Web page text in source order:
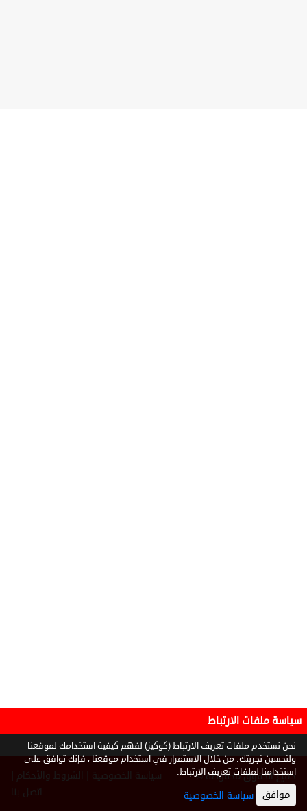
جميع الحقوق محفوظة ©
2026
سياسة الخصوصية الشروط والأحكام
اتصل بنا
سياسة ملفات الارتباط
نحن نستخدم ملفات تعريف الارتباط (كوكيز) لفهم كيفية استخدامك لموقعنا
ولتحسين تجربتك. من خلال الاستمرار في استخدام موقعنا ، فإنك توافق على
استخدامنا لملفات تعريف الارتباط.
موافق سياسة الخصوصية